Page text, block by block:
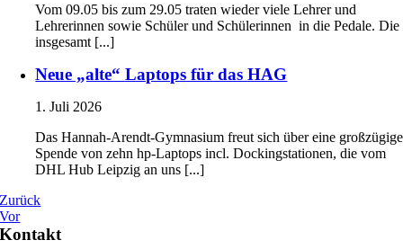
Vom 09.05 bis zum 29.05 traten wieder viele Lehrer und
Lehrerinnen sowie Schüler und Schülerinnen in die Pedale. Die
insgesamt [...]
Neue „alte“ Laptops für das HAG
1. Juli 2026
Das Hannah-Arendt-Gymnasium freut sich über eine großzügige
Spende von zehn hp-Laptops incl. Dockingstationen, die vom
DHL Hub Leipzig an uns [...]
Zurück
Vor
Kontakt